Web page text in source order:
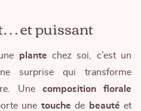
et puissant
plante chez soi, c’est un
surprise qui transforme
Une composition florale
une touche de beauté et